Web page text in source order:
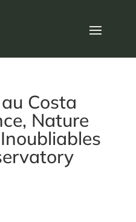
Costa
Nature